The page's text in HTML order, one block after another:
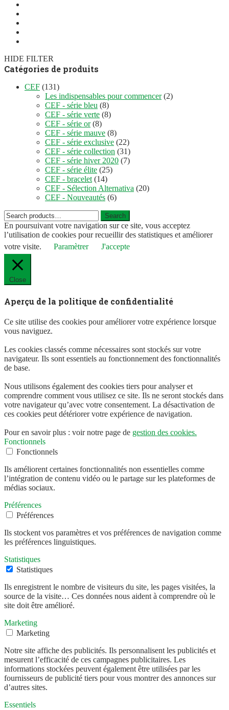
HIDE FILTER
Catégories de produits
CEF (131)
Les indispensables pour commencer (2)
CEF - série bleu (8)
CEF - série verte (8)
CEF - série or (8)
CEF - série mauve (8)
CEF - série exclusive (22)
CEF - série collection (31)
CEF - série hiver 2020 (7)
CEF - série élite (25)
CEF - bracelet (14)
CEF - Sélection Alternativa (20)
CEF - Nouveautés (6)
Search
for:
Search
En poursuivant votre navigation sur ce site, vous acceptez
l’utilisation de cookies pour recueillir des statistiques et améliorer
votre visite.
Paramètrer J'accepte
Close
Aperçu de la politique de confidentialité
Ce site utilise des cookies pour améliorer votre expérience lorsque
vous naviguez.
Les cookies classés comme nécessaires sont stockés sur votre
navigateur. Ils sont essentiels au fonctionnement des fonctionnalités
de base.
Nous utilisons également des cookies tiers pour analyser et
comprendre comment vous utilisez ce site. Ils ne seront stockés dans
votre navigateur qu’avec votre consentement. La désactivation de
ces cookies peut détériorer votre expérience de navigation.
Pour en savoir plus : voir notre page de gestion des cookies.
Fonctionnels
Fonctionnels
Ils améliorent certaines fonctionnalités non essentielles comme
l’intégration de contenu vidéo ou le partage sur les plateformes de
médias sociaux.
Préférences
Préférences
Ils stockent vos paramètres et vos préférences de navigation comme
les préférences linguistiques.
Statistiques
Statistiques
Ils enregistrent le nombre de visiteurs du site, les pages visitées, la
source de la visite… Ces données nous aident à comprendre où le
site doit être amélioré.
Marketing
Marketing
Notre site affiche des publicités. Ils personnalisent les publicités et
mesurent l’efficacité de ces campagnes publicitaires. Les
informations stockées peuvent également être utilisées par les
fournisseurs de publicité tiers pour vous montrer des annonces sur
d’autres sites.
Essentiels